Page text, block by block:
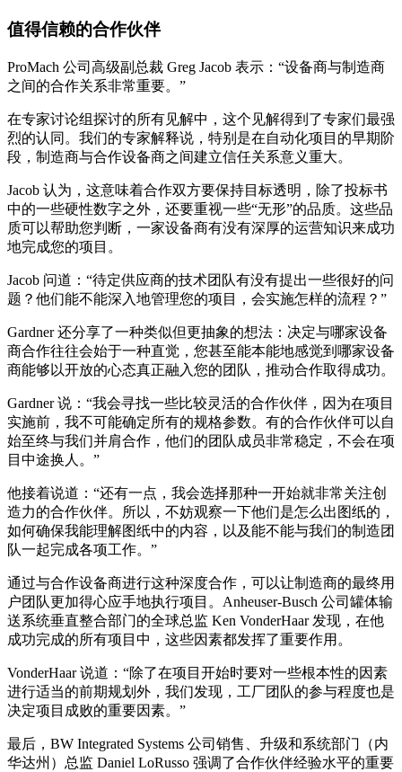
值得信赖的合作伙伴
ProMach 公司高级副总裁 Greg Jacob 表示：“设备商与制造商
之间的合作关系非常重要。”
在专家讨论组探讨的所有见解中，这个见解得到了专家们最强
烈的认同。我们的专家解释说，特别是在自动化项目的早期阶
段，制造商与合作设备商之间建立信任关系意义重大。
Jacob 认为，这意味着合作双方要保持目标透明，除了投标书
中的一些硬性数字之外，还要重视一些“无形”的品质。这些品
质可以帮助您判断，一家设备商有没有深厚的运营知识来成功
地完成您的项目。
Jacob 问道：“待定供应商的技术团队有没有提出一些很好的问
题？他们能不能深入地管理您的项目，会实施怎样的流程？”
Gardner 还分享了一种类似但更抽象的想法：决定与哪家设备
商合作往往会始于一种直觉，您甚至能本能地感觉到哪家设备
商能够以开放的心态真正融入您的团队，推动合作取得成功。
Gardner 说：“我会寻找一些比较灵活的合作伙伴，因为在项目
实施前，我不可能确定所有的规格参数。有的合作伙伴可以自
始至终与我们并肩合作，他们的团队成员非常稳定，不会在项
目中途换人。”
他接着说道：“还有一点，我会选择那种一开始就非常关注创
造力的合作伙伴。所以，不妨观察一下他们是怎么出图纸的，
如何确保我能理解图纸中的内容，以及能不能与我们的制造团
队一起完成各项工作。”
通过与合作设备商进行这种深度合作，可以让制造商的最终用
户团队更加得心应手地执行项目。Anheuser-Busch 公司罐体输
送系统垂直整合部门的全球总监 Ken VonderHaar 发现，在他
成功完成的所有项目中，这些因素都发挥了重要作用。
VonderHaar 说道：“除了在项目开始时要对一些根本性的因素
进行适当的前期规划外，我们发现，工厂团队的参与程度也是
决定项目成败的重要因素。”
最后，BW Integrated Systems 公司销售、升级和系统部门（内
华达州）总监 Daniel LoRusso 强调了合作伙伴经验水平的重要